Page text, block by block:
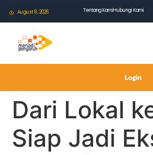
August 8, 2026 Tentang KamiHubungi Kami
Login
Dari Lokal
Siap Jadi